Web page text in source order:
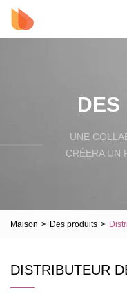
DES
UNE
CRÉERA UN
Maison > Des produits >
DISTRIBUTEUR